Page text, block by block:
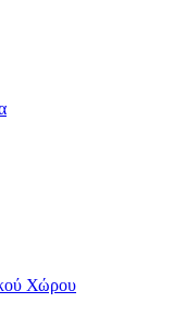
Χώρου